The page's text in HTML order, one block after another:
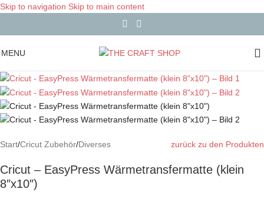
Skip to navigation Skip to main content
MENU
Start/Cricut Zubehör/Diverses zurück zu den Produkten
Cricut – EasyPress Wärmetransfermatte (klein
8″x10″)